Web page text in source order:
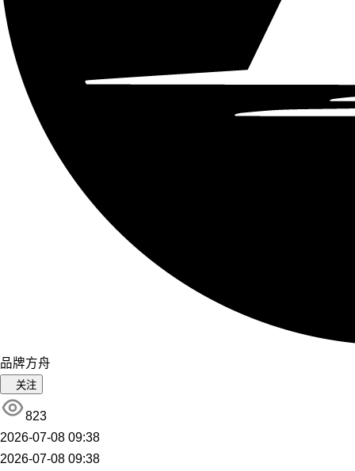
品牌方舟
关注
823
2026-07-08 09:38
2026-07-08 09:38